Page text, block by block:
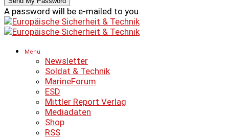
A password will be e-mailed to you.
Menu
Newsletter
Soldat & Technik
MarineForum
ESD
Mittler Report Verlag
Mediadaten
Shop
RSS